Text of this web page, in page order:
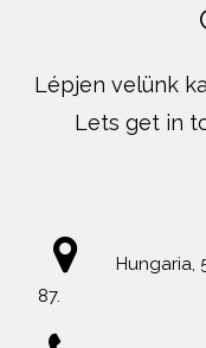
Lépjen velünk
Lets get in
Hungaria,
87.